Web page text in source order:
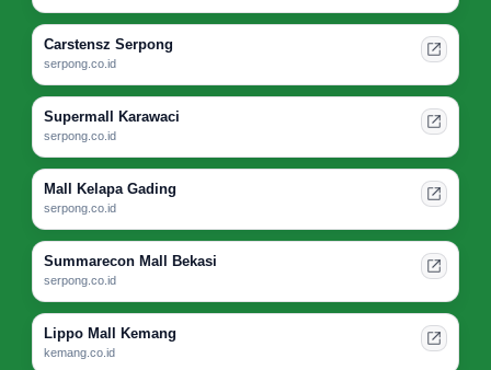
Carstensz Serpong
serpong.co.id
Supermall Karawaci
serpong.co.id
Mall Kelapa Gading
serpong.co.id
Summarecon Mall Bekasi
serpong.co.id
Lippo Mall Kemang
kemang.co.id